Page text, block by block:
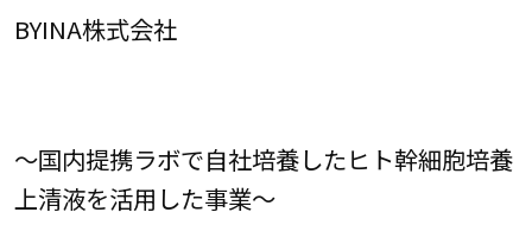
BYINA株式会社
～国内提携ラボで自社培養したヒト幹細胞培養
上清液を活用した事業～